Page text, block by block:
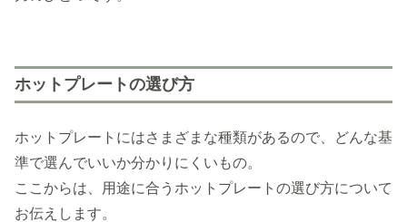
ホットプレートの選び方
ホットプレートにはさまざまな種類があるので、どんな基
準で選んでいいか分かりにくいもの。
ここからは、用途に合うホットプレートの選び方について
お伝えします。